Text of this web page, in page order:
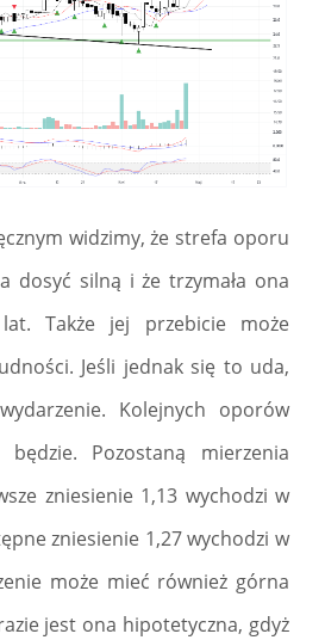
widzimy, że strefa oporu
dosyć silną i że trzymała ona
Także jej przebicie może
Jeśli jednak się to uda,
Kolejnych oporów
Pozostaną mierzenia
zniesienie 1,13 wychodzi w
zniesienie 1,27 wychodzi w
może mieć również górna
jest ona hipotetyczna, gdyż